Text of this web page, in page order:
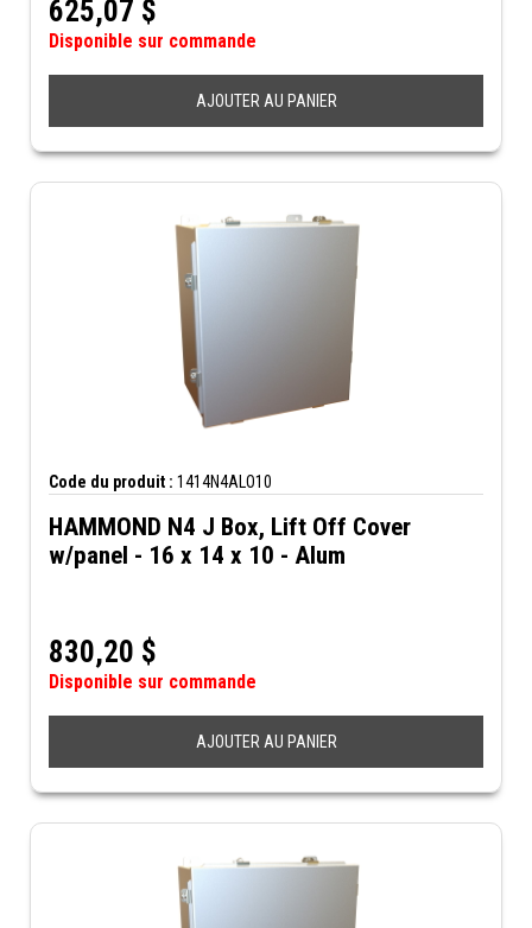
625,07 $
Disponible sur commande
AJOUTER AU PANIER
Code du produit : 1414N4ALO10
HAMMOND N4 J Box, Lift Off Cover
w/panel - 16 x 14 x 10 - Alum
830,20 $
Disponible sur commande
AJOUTER AU PANIER